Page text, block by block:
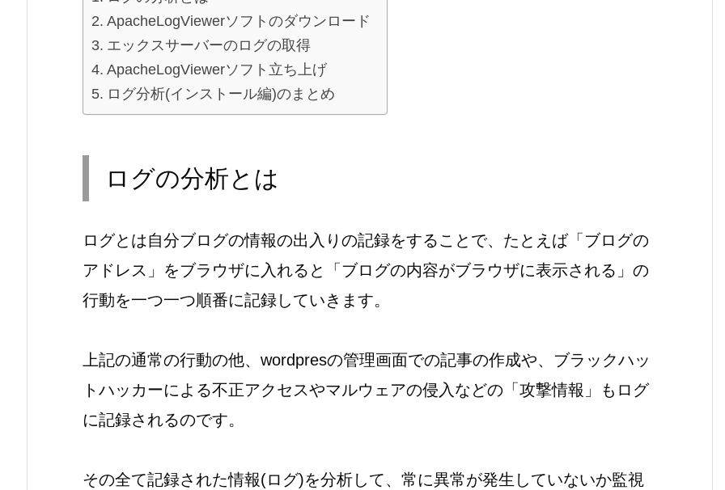
ApacheLogViewerソフトのダウンロード
エックスサーバーのログの取得
ApacheLogViewerソフト立ち上げ
ログ分析(インストール編)のまとめ
ログの分析とは
ログとは自分ブログの情報の出入りの記録をすることで、たとえば「ブログの
アドレス」をブラウザに入れると「ブログの内容がブラウザに表示される」の
行動を一つ一つ順番に記録していきます。
上記の通常の行動の他、wordpresの管理画面での記事の作成や、ブラックハッ
トハッカーによる不正アクセスやマルウェアの侵入などの「攻撃情報」もログ
に記録されるのです。
その全て記録された情報(ログ)を分析して、常に異常が発生していないか監視